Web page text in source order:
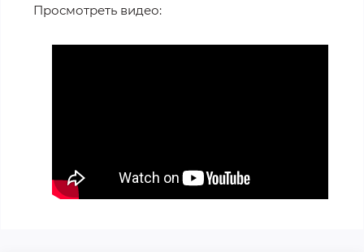
Просмотреть видео: